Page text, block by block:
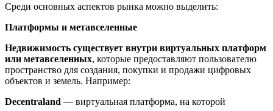
Среди основных аспектов рынка можно выделить:
Платформы и метавселенные
Недвижимость существует внутри виртуальных платформ
или метавселенных, которые предоставляют пользователю
пространство для создания, покупки и продажи цифровых
объектов и земель. Например:
Decentraland — виртуальная платформа, на которой